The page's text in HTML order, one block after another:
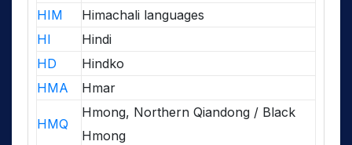
HIM
Himachali languages
HI
Hindi
HD
Hindko
HMA
Hmar
HMQ
Hmong, Northern Qiandong / Black
Hmong